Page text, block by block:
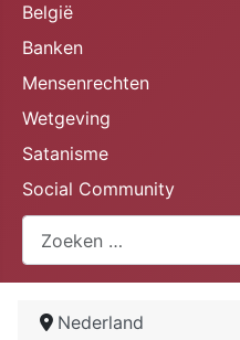
België
Banken
Mensenrechten
Wetgeving
Satanisme
Social Community
Nederland